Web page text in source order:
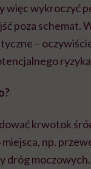
więc wykroczyć
poza schemat.
–
krwotok
np.
dróg moczowych.